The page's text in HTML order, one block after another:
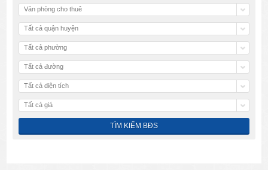
Văn phòng cho thuê
Tất cả quận huyện
Tất cả phường
Tất cả đường
Tất cả diện tích
Tất cả giá